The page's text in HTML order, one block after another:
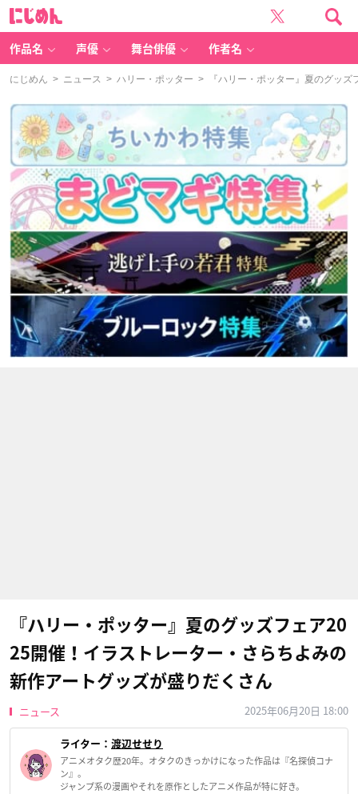
作品名 声優 舞台俳優 作者名
にじめん > ニュース > ハリー・ポッター > 『ハリー・ポッター』夏のグッズ
『ハリー・ポッター』夏のグッズフェア20
25開催！イラストレーター・さらちよみの
新作アートグッズが盛りだくさん
ニュース 2025年06月20日 18:00
ライター： 渡辺せせり
アニメオタク歴20年。オタクのきっかけになった作品は『名探偵コナ
ン』。
ジャンプ系の漫画やそれを原作としたアニメ作品が特に好き。